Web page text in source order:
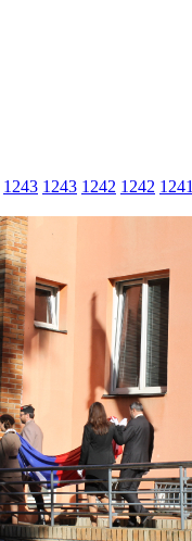
1243 1243 1242 1242 1241